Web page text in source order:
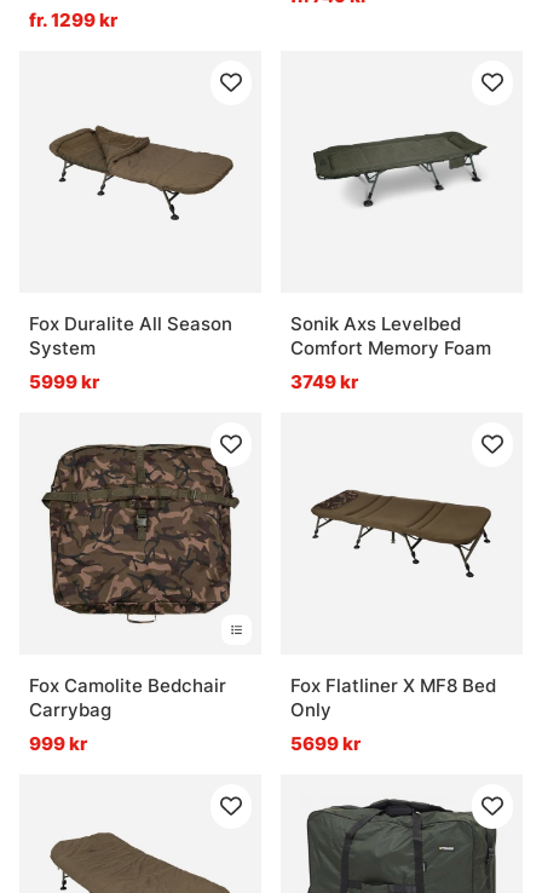
fr. 1299 kr
Fox Duralite All Season
System
5999 kr
Sonik Axs Levelbed
Comfort Memory Foam
3749 kr
Fox Camolite Bedchair
Carrybag
999 kr
Fox Flatliner X MF8 Bed
Only
5699 kr